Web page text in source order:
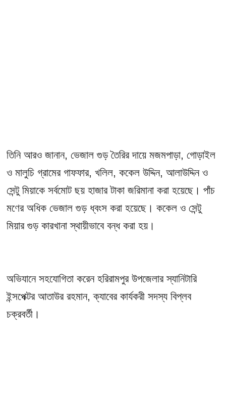
তিনি আরও জানান, ভেজাল গুড় তৈরির দায়ে মজমপাড়া, গোড়াইল
ও মালুচি গ্রামের গাফফার, খলিল, ককেল উদ্দিন, আলাউদ্দিন ও
সেন্টু মিয়াকে সর্বমোট ছয় হাজার টাকা জরিমানা করা হয়েছে। পাঁচ
মণের অধিক ভেজাল গুড় ধ্বংস করা হয়েছে। ককেল ও সেন্টু
মিয়ার গুড় কারখানা স্থায়ীভাবে বন্ধ করা হয়।
অভিযানে সহযোগিতা করেন হরিরামপুর উপজেলার স্যানিটারি
ইন্সপেক্টর আতাউর রহমান, ক্যাবের কার্যকরী সদস্য বিপ্লব
চক্রবর্তী।